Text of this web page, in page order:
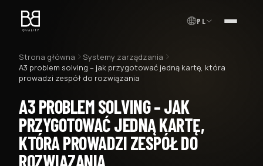
PL MENU
Strona główna
Systemy zarządzania
A3 problem solving – jak przygotować jedną kartę, która
prowadzi zespół do rozwiązania
A3 PROBLEM SOLVING – JAK
PRZYGOTOWAĆ JEDNĄ KARTĘ,
KTÓRA PROWADZI ZESPÓŁ DO
ROZWIĄZANIA